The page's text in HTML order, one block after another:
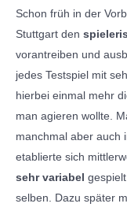
Schon früh in der
Stuttgart den
vorantreiben und
jedes Testspiel mit
hierbei einmal mehr
man agieren wollte.
manchmal aber auch
etablierte sich
sehr variabel
selben. Dazu später